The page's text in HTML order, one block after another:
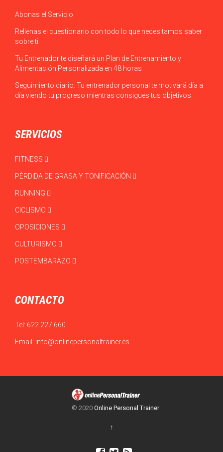
Abonas el Servicio
Rellenas el cuestionario con todo lo que necesitamos saber
sobre ti
Tu Entrenador te diseñará un Plan de Entrenamiento y
Alimentación Personalizada en 48 horas
Seguimiento diario: Tu entrenador personal te motivará día a
día viendo tu progreso mientras consigues tus objetivos.
SERVICIOS
FITNESS
PÉRDIDA DE GRASA Y TONIFICACIÓN
RUNNING
CICLISMO
OPOSICIONES
CULTURISMO
POSTEMBARAZO
CONTACTO
Tel: 622 227 660
Email: info@onlinepersonaltrainer.es
© 2020 Online Personal Trainer
↑